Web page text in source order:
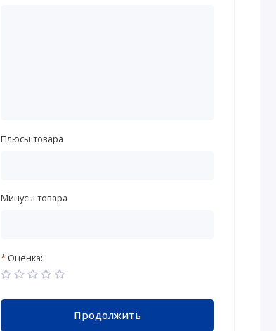
Плюсы товара
Минусы товара
Оценка:
Продолжить